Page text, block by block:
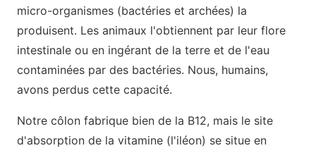
micro-organismes (bactéries et archées) la
produisent. Les animaux l'obtiennent par leur flore
intestinale ou en ingérant de la terre et de l'eau
contaminées par des bactéries. Nous, humains,
avons perdus cette capacité.
Notre côlon fabrique bien de la B12, mais le site
d'absorption de la vitamine (l'iléon) se situe en